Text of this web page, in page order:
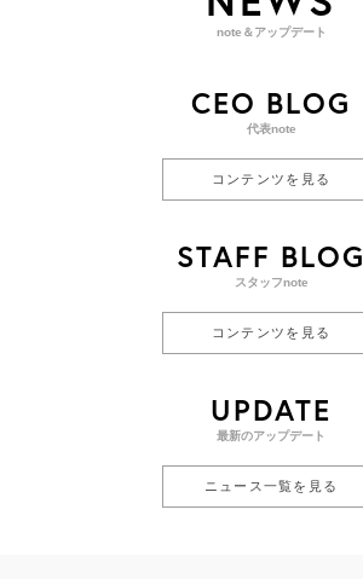
note＆アップデート
CEO BLOG
代表note
コンテンツを見る
STAFF BLOG
スタッフnote
コンテンツを見る
UPDATE
最新のアップデート
ニュース一覧を見る